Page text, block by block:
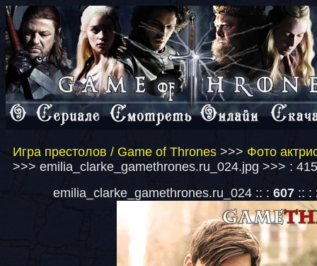
Игра престолов / Game of Thrones >>> Фото
>>> emilia_clarke_gamethrones.ru_024.jpg >>> :
emilia_clarke_gamethrones.ru_024 :: : 607 :: :